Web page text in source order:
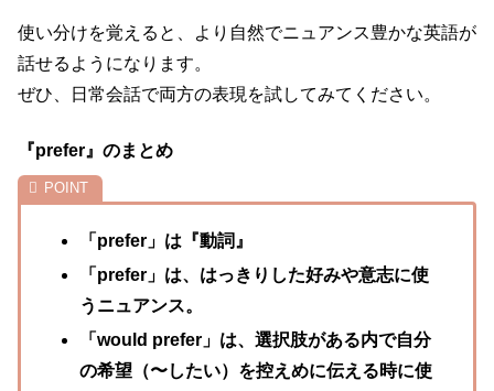
使い分けを覚えると、より自然でニュアンス豊かな英語が
話せるようになります。
ぜひ、日常会話で両方の表現を試してみてください。
『prefer』のまとめ
「prefer」は『動詞』
「prefer」は、はっきりした好みや意志に使
うニュアンス。
「would prefer」は、選択肢がある内で自分
の希望（〜したい）を控えめに伝える時に使